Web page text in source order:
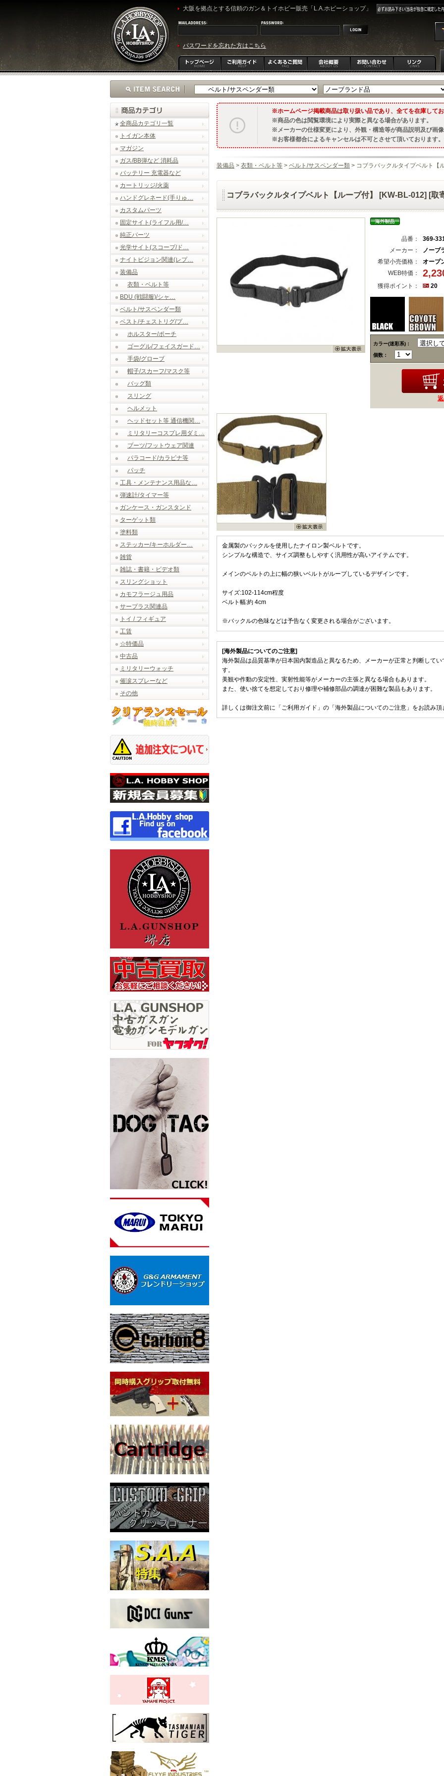
大阪を拠点とする信頼のガン＆トイホビー販売「L.A.ホビーショップ」
パスワードを忘れた方はこちら
全商品カテゴリ一覧
トイガン本体
マガジン
ガス/BB弾など 消耗品
バッテリー 充電器など
カートリッジ/火薬
ハンドグレネード(手りゅ…
カスタムパーツ
固定サイト(ライフル用/…
純正パーツ
光学サイト(スコープ/ド…
ナイトビジョン関連(レプ…
装備品
衣類・ベルト等
BDU (戦闘服)/シャ…
ベルト/サスペンダー類
ベスト/チェストリグ/プ…
ホルスター/ポーチ
ゴーグル/フェイスガード…
手袋/グローブ
帽子/スカーフ/マスク等
バッグ類
スリング
ヘルメット
ヘッドセット等 通信機関…
ミリタリーコスプレ用ダミ…
ブーツ/フットウェア関連
パラコード/カラビナ等
パッチ
工具・メンテナンス用品な…
弾速計/タイマー等
ガンケース・ガンスタンド
ターゲット類
塗料類
ステッカー/キーホルダー…
雑貨
雑誌・書籍・ビデオ類
スリングショット
カモフラージュ用品
サープラス関連品
トイ / フィギュア
工賃
☆特価品
中古品
ミリタリーウォッチ
催涙スプレーなど
その他
ホームページ掲載商品は取り扱い品であり、全てを在庫してお
商品の色は閲覧環境により実際と異なる場合があります。
メーカーの仕様変更により、外観・構造等が商品説明及び画
お客様都合によるキャンセルは不可とさせて頂いております。
装備品 > 衣類・ベルト等 > ベルト/サスペンダー類 > コブラバックルタイプベルト【
コブラバックルタイプベルト【ループ付】 [KW-BL-012] [取
品番：
369-
メーカー：
ノーブ
希望小売価格：
オープ
WEB特価：
獲得ポイント：
20
カラー(迷彩系)：
個数：
金属製のバックルを使用したナイロン製ベルトです。
シンプルな構造で、サイズ調整もしやすく汎用性が高いアイテムです。
メインのベルトの上に幅の狭いベルトがループしているデザインです。
サイズ:102-114cm程度
ベルト幅:約 4cm
※バックルの色味などは予告なく変更される場合がございます。
[海外製品についてのご注意]
海外製品は品質基準が日本国内製造品と異なるため、メーカーが正常と判断して
す。
美観や作動の安定性、実射性能等がメーカーの主張と異なる場合もあります。
また、使い捨てを想定しており修理や補修部品の調達が困難な製品もあります。
詳しくは御注文前に「ご利用ガイド」の「海外製品についてのご注意」をお読み頂